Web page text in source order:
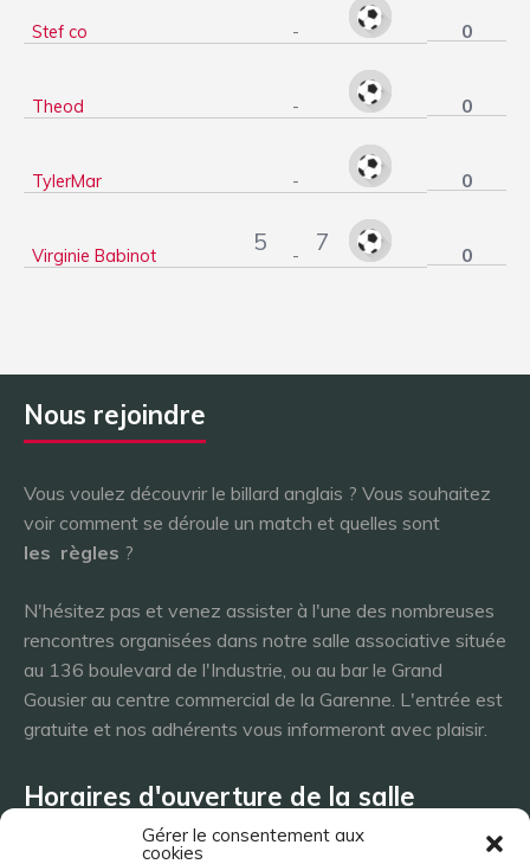
Gérer le consentement aux
cookies
Stef co - 0
Theod - 0
TylerMar - 0
Virginie Babinot 5 - 7 0
Nous rejoindre
Vous voulez découvrir le billard anglais ? Vous souhaitez
voir comment se déroule un match et quelles sont
les règles ?
N'hésitez pas et venez assister à l'une des nombreuses
rencontres organisées dans notre salle associative située
au 136 boulevard de l'Industrie, ou au bar le Grand
Gousier au centre commercial de la Garenne. L'entrée est
gratuite et nos adhérents vous informeront avec plaisir.
Horaires d'ouverture de la salle